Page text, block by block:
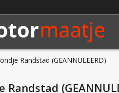
Randstad (GEANNULEERD)
Randstad